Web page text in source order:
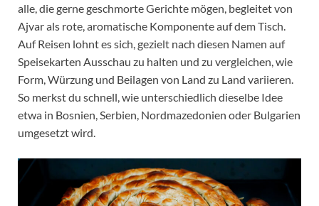
alle, die gerne geschmorte Gerichte mögen, begleitet von
Ajvar als rote, aromatische Komponente auf dem Tisch.
Auf Reisen lohnt es sich, gezielt nach diesen Namen auf
Speisekarten Ausschau zu halten und zu vergleichen, wie
Form, Würzung und Beilagen von Land zu Land variieren.
So merkst du schnell, wie unterschiedlich dieselbe Idee
etwa in Bosnien, Serbien, Nordmazedonien oder Bulgarien
umgesetzt wird.